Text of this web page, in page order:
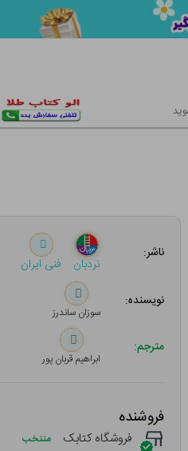
ناشر:
نردبان
فنی ایران
نویسنده:
سوزان ساندرز
مترجم:
ابراهیم قربان پور
فروشنده
فروشگاه کتابک منتخب